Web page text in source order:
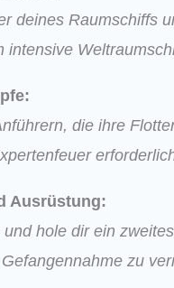
deines Raumschiffs
intensive
die ihre
Ausrüstung:
hole dir ein
zu